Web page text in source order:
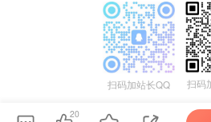
扫码加站长QQ 扫码
20